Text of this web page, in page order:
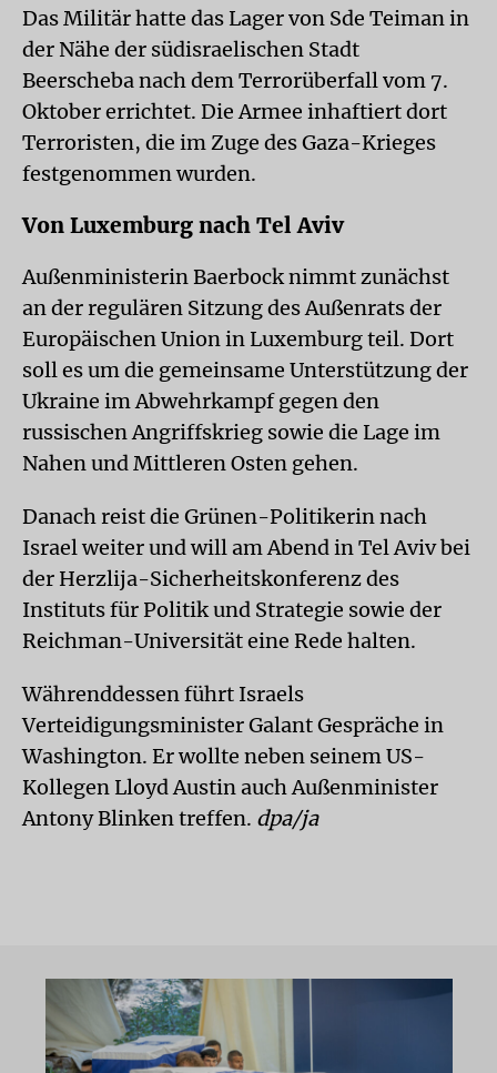
Das Militär hatte das Lager von Sde Teiman in
der Nähe der südisraelischen Stadt
Beerscheba nach dem Terrorüberfall vom 7.
Oktober errichtet. Die Armee inhaftiert dort
Terroristen, die im Zuge des Gaza-Krieges
festgenommen wurden.
Von Luxemburg nach Tel Aviv
Außenministerin Baerbock nimmt zunächst
an der regulären Sitzung des Außenrats der
Europäischen Union in Luxemburg teil. Dort
soll es um die gemeinsame Unterstützung der
Ukraine im Abwehrkampf gegen den
russischen Angriffskrieg sowie die Lage im
Nahen und Mittleren Osten gehen.
Danach reist die Grünen-Politikerin nach
Israel weiter und will am Abend in Tel Aviv bei
der Herzlija-Sicherheitskonferenz des
Instituts für Politik und Strategie sowie der
Reichman-Universität eine Rede halten.
Währenddessen führt Israels
Verteidigungsminister Galant Gespräche in
Washington. Er wollte neben seinem US-
Kollegen Lloyd Austin auch Außenminister
Antony Blinken treffen. dpa/ja